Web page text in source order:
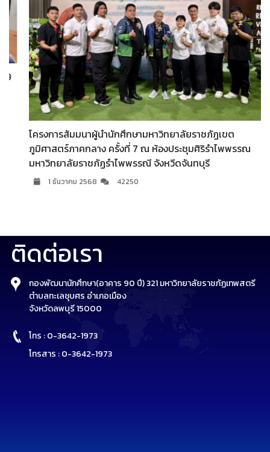
โครงการสัมมนาผู้นำนักศึกษามหาวิทยาลัยราชภัฏเขต
ภูมิศาสตร์ภาคกลาง ครั้งที่ 7 ณ ห้องประชุมศิริรำไพพรรณ
มหาวิทยาลัยราชภัฏรำไพพรรณี จังหวีดจันทบุรี
1 ธันวาคม 2568 42250
ติดต่อเรา
กองพัฒนานักศึกษา(อาคาร 90 ปี) 321 มหาวิทยาลัยราชภัฏเทพสตรี
ตำบลทะเลชุบศร อำเภอเมือง
จังหวัดลพบุรี 15000
โทร : 0-3642-1973
โทรสาร : 0-3642-1973